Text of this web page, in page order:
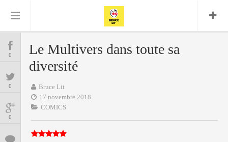
COMICS
MANGAS
BD
ENCYCLOPEGEEK
0
0
0
Le Multivers dans toute sa
diversité
Bruce Lit
17 novembre 2018
COMICS
Comics
Daredevil DC
Delcourt
Encyclopegeek Figure
Replay
Glénat Graphic Novel
Independants JB Vu Van
JP
Nguyen
Marvel Mattie boy